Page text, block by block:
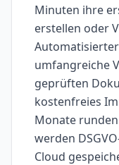
Minuten ihre
erstellen oder
umfangreiche
geprüften
kostenfreies
Monate
werden
Cloud